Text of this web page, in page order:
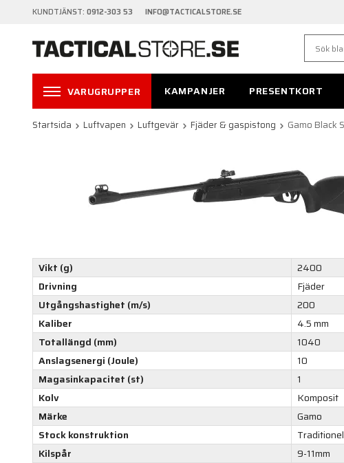
KUNDTJÄNST: 0912-303 53 INFO@TACTICALSTORE.SE
VARUGRUPPER KAMPANJER PRESENTKORT
Startsida Luftvapen Luftgevär Fjäder & gaspistong Gamo Black
Vikt (g)
2400
Drivning
Fjäder
Utgångshastighet (m/s)
200
Kaliber
4.5 mm
Totallängd (mm)
1040
Anslagsenergi (Joule)
10
Magasinkapacitet (st)
1
Kolv
Komposit
Märke
Gamo
Stock konstruktion
Kilspår
9-11mm